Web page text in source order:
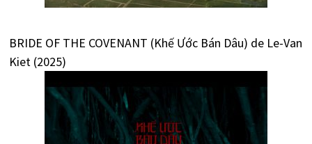
BRIDE OF THE COVENANT (Khế Ước Bán Dâu) de Le-Van
Kiet (2025)